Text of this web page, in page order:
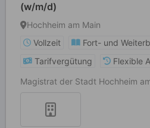
(w/m/d)
Hochheim am Main
Vollzeit
Fort- und
Tarifvergütung
Flexible
Magistrat der Stadt Hochheim